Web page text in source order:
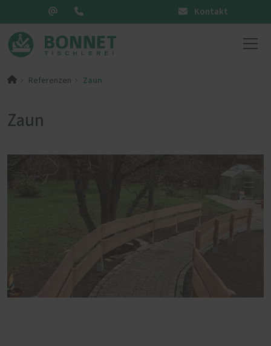
Kontakt
Referenzen Zaun
Zaun